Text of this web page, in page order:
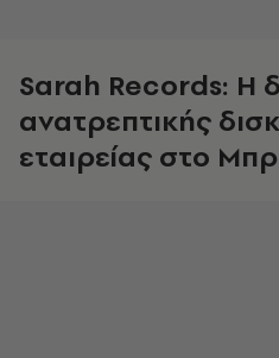
Sarah Records: Η
ανατρεπτικής
εταιρείας στο